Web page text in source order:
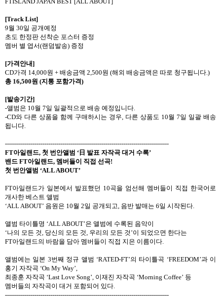
[Track List]
9월 30일 공개예정
초도 한정판 선착순 포스터 증정
멤버 별 엽서(랜덤발송) 증정
[가격안내]
CD가격 14,000원 + 배송금액 2,500원 (해외 배송금액은 따로 청구됩니다.)
총 16,500원 (지통 포함가격)
[발송기간]
-앨범은 10월 7일 일괄적으로 배송 예정입니다.
-CD와 다른 상품을 함께 구매하시는 경우, 다른 상품도 10월 7일 일괄 배송
됩니다.
-----------------------------------------------------------------------------------
FT아일랜드, 첫 번안앨범 ‘ 日 발표 자작곡 대거 수록’
밴드 FT아일랜드, 멤버들이 직접 선곡!
첫 번안앨범 ‘ALL ABOUT’
FT아일랜드가 일본에서 발표했던 10곡을 엄선해 멤버들이 직접 한국어로
개사한 베스트 앨범
‘ALL ABOUT’ 음원은 10월 2일 공개되고, 음반 발매는 6일 시작된다.
앨범 타이틀명 ‘ALL ABOUT’은 앨범에 수록된 음악이
‘나의 모든 것, 당신의 모든 것, 우리의 모든 것 ’이 되었으면 한다는
FT아일랜드의 바람을 담아 멤버들이 직접 지은 이름이다.
앨범에는 일본 3번째 정규 앨범 ‘RATED-FT’의 타이틀곡 ‘FREEDOM’과 이
홍기 자작곡 ‘On My Way’,
최종훈 자작곡 ‘Last Love Song’, 이재진 자작곡 ‘Morning Coffee’ 등
멤버들의 자작곡이 대거 포함되어 있다.
-----------------------------------------------------------------------------------